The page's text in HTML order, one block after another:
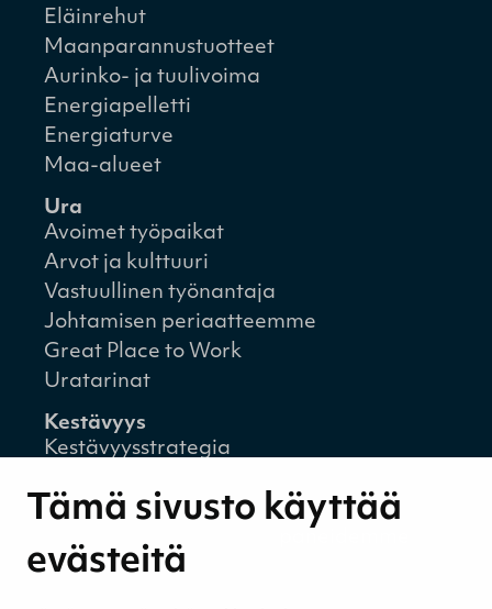
Tämä sivusto käyttää
evästeitä
Eläinrehut
Maanparannustuotteet
Aurinko- ja tuulivoima
Energiapelletti
Energiaturve
Maa-alueet
Ura
Avoimet työpaikat
Arvot ja kulttuuri
Vastuullinen työnantaja
Johtamisen periaatteemme
Great Place to Work
Uratarinat
Kestävyys
Kestävyysstrategia
Ympäristövastuu
hyvinvointi